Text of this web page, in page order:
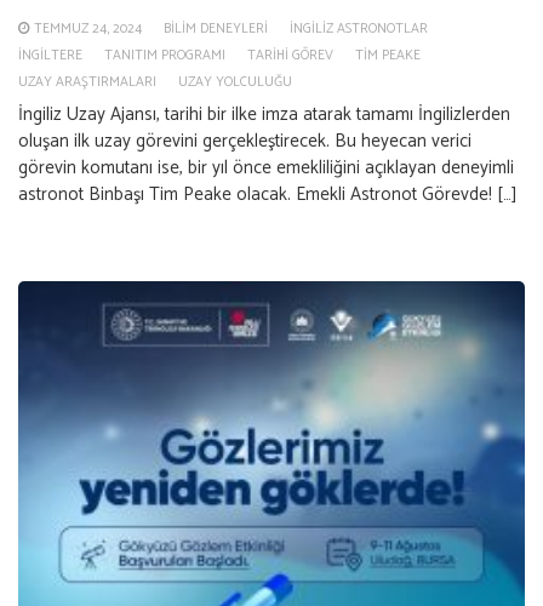
TEMMUZ 24, 2024 BILIM DENEYLERI
İNGILIZ ASTRONOTLAR
İNGILTERE
TANITIM PROGRAMI TARIHI GÖREV
TIM PEAKE
UZAY ARAŞTIRMALARI
UZAY YOLCULUĞU
İngiliz Uzay Ajansı, tarihi bir ilke imza atarak tamamı İngilizlerden
oluşan ilk uzay görevini gerçekleştirecek. Bu heyecan verici
görevin komutanı ise, bir yıl önce emekliliğini açıklayan deneyimli
astronot Binbaşı Tim Peake olacak. Emekli Astronot Görevde! […]